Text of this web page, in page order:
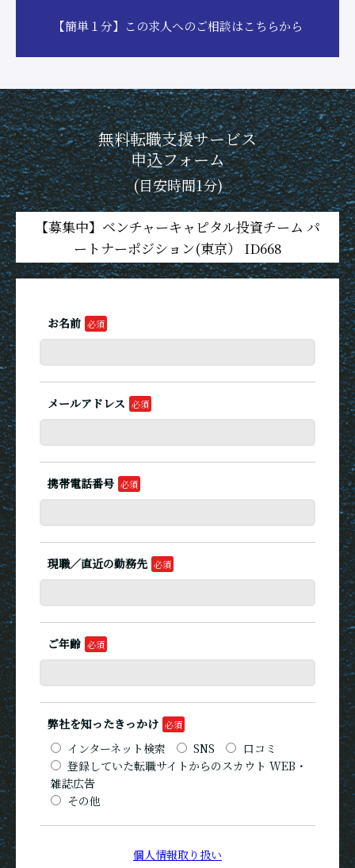
【簡単１分】この求人へのご相談はこちらから
無料転職支援サービス
申込フォーム
(目安時間1分)
【募集中】ベンチャーキャピタル投資チーム パ
ートナーポジション(東京） ID668
お名前
メールアドレス
携帯電話番号
現職／直近の勤務先
ご年齢
弊社を知ったきっかけ
インターネット検索
SNS
口コミ
登録していた転職サイトからのスカウト WEB・
雑誌広告
その他
個人情報取り扱い